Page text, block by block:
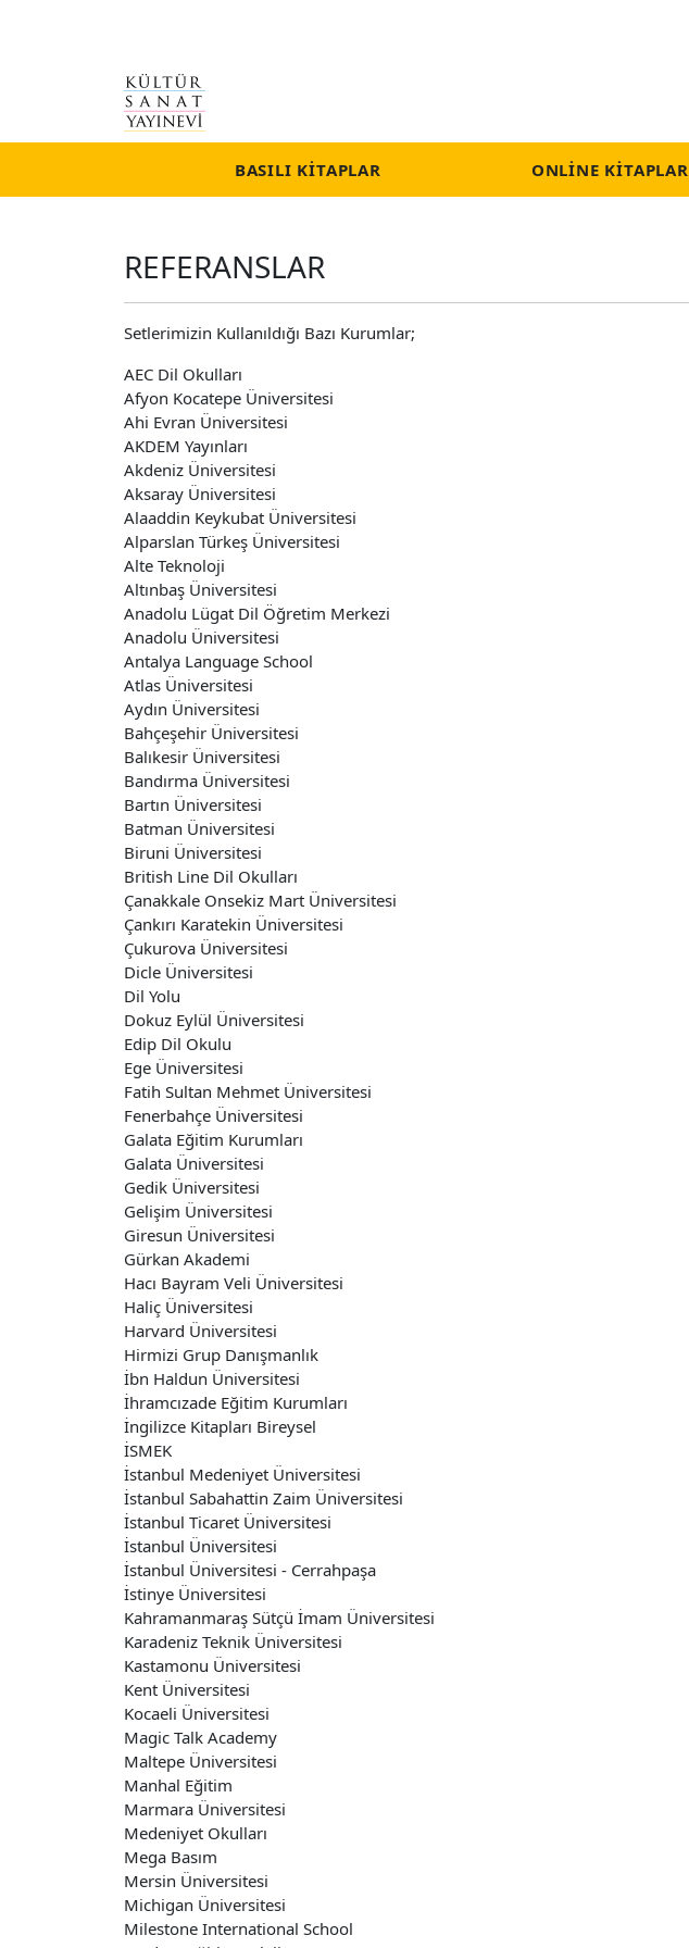
BASILI KITAPLAR ONLINE KITAPLAR
REFERANSLAR
Setlerimizin Kullanıldığı Bazı Kurumlar;
AEC Dil Okulları
Afyon Kocatepe Üniversitesi
Ahi Evran Üniversitesi
AKDEM Yayınları
Akdeniz Üniversitesi
Aksaray Üniversitesi
Alaaddin Keykubat Üniversitesi
Alparslan Türkeş Üniversitesi
Alte Teknoloji
Altınbaş Üniversitesi
Anadolu Lügat Dil Öğretim Merkezi
Anadolu Üniversitesi
Antalya Language School
Atlas Üniversitesi
Aydın Üniversitesi
Bahçeşehir Üniversitesi
Balıkesir Üniversitesi
Bandırma Üniversitesi
Bartın Üniversitesi
Batman Üniversitesi
Biruni Üniversitesi
British Line Dil Okulları
Çanakkale Onsekiz Mart Üniversitesi
Çankırı Karatekin Üniversitesi
Çukurova Üniversitesi
Dicle Üniversitesi
Dil Yolu
Dokuz Eylül Üniversitesi
Edip Dil Okulu
Ege Üniversitesi
Fatih Sultan Mehmet Üniversitesi
Fenerbahçe Üniversitesi
Galata Eğitim Kurumları
Galata Üniversitesi
Gedik Üniversitesi
Gelişim Üniversitesi
Giresun Üniversitesi
Gürkan Akademi
Hacı Bayram Veli Üniversitesi
Haliç Üniversitesi
Harvard Üniversitesi
Hirmizi Grup Danışmanlık
İbn Haldun Üniversitesi
İhramcızade Eğitim Kurumları
İngilizce Kitapları Bireysel
İSMEK
İstanbul Medeniyet Üniversitesi
İstanbul Sabahattin Zaim Üniversitesi
İstanbul Ticaret Üniversitesi
İstanbul Üniversitesi
İstanbul Üniversitesi - Cerrahpaşa
İstinye Üniversitesi
Kahramanmaraş Sütçü İmam Üniversitesi
Karadeniz Teknik Üniversitesi
Kastamonu Üniversitesi
Kent Üniversitesi
Kocaeli Üniversitesi
Magic Talk Academy
Maltepe Üniversitesi
Manhal Eğitim
Marmara Üniversitesi
Medeniyet Okulları
Mega Basım
Mersin Üniversitesi
Michigan Üniversitesi
Milestone International School